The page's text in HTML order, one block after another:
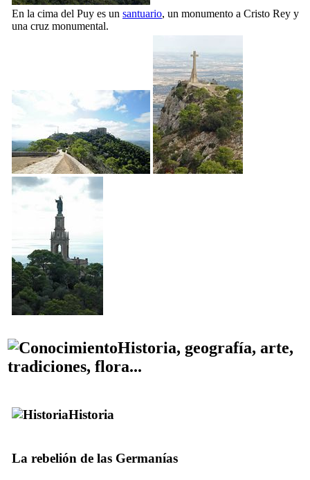
En la cima del Puy es un santuario, un monumento a Cristo Rey y
una cruz monumental.
Historia, geografía, arte,
tradiciones, flora...
Historia
La rebelión de las Germanías